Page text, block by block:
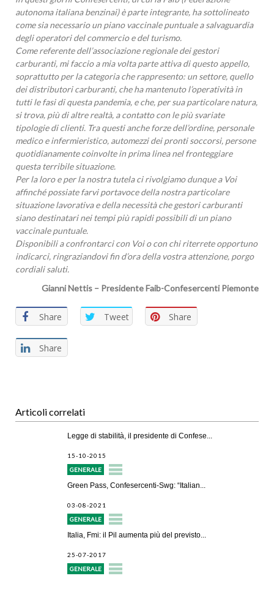
autonoma italiana benzinai) è parte integrante, ha sottolineato
come sia necessario un piano vaccinale puntuale a salvaguardia
degli operatori del commercio e del turismo.
Come referente dell’associazione regionale dei gestori
carburanti, mi faccio a mia volta parte attiva di questo appello,
soprattutto per la categoria che rappresento: un settore, quello
dei distributori carburanti, che ha mantenuto l’operatività in
tutti le fasi di questa pandemia, e che, per sua particolare natura,
si trova, più di altre realtà, a contatto con le più svariate
tipologie di clienti. Tra questi anche forze dell’ordine, personale
medico e infermieristico, automezzi dei pronti soccorsi, persone
quotidianamente coinvolte in prima linea nel fronteggiare
questa terribile situazione.
Per la loro e per la nostra tutela ci rivolgiamo dunque a Voi
affinché possiate farvi portavoce della nostra particolare
situazione lavorativa e della necessità che gestori carburanti
siano destinatari nei tempi più rapidi possibili di un piano
vaccinale puntuale.
Disponibili a confrontarci con Voi o con chi riterrete opportuno
indicarci, ringraziandovi fin d’ora della vostra attenzione, porgo
cordiali saluti.
Gianni Nettis – Presidente Faib-Confesercenti Piemonte
Share Tweet Share
Share
Articoli correlati
Legge di stabilità, il presidente di Confese...
15-10-2015
GENERALE
Green Pass, Confesercenti-Swg: “Italian...
03-08-2021
GENERALE
Italia, Fmi: il Pil aumenta più del previsto...
25-07-2017
GENERALE